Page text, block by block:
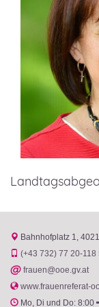
Bahnhofplatz 1
(+43 732) 77 20-118
@ frauen@ooe.gv.at
www.frauenreferat-
Mo, Di und Do: 8:00